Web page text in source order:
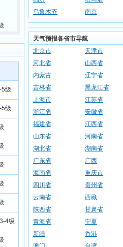
级
级
4级
乌鲁木齐
南京
天气预报各省市导航
北京市
天津市
河北省
山西省
内蒙古
辽宁省
吉林省
黑龙江省
上海市
江苏省
浙江省
安徽省
福建省
江西省
山东省
河南省
湖北省
湖南省
广东省
广西
海南省
重庆市
四川省
贵州省
云南省
西藏
陕西省
甘肃省
青海省
宁夏
新疆
香港